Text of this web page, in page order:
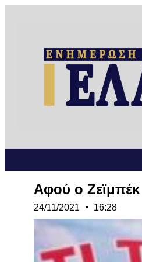
Αφού ο Ζεϊμπέκ
24/11/2021 16:28